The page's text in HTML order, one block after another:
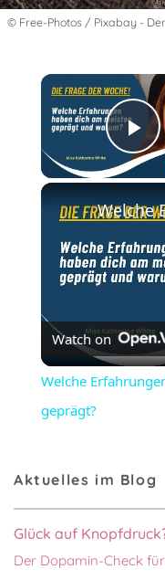
© Free-Photos / Pixabay -
Watch on
Welche
geprägt?
Aktuelles im Blog
Glück auf
Der Dopamin-Check